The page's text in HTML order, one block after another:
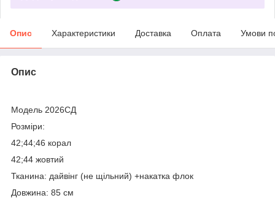
Опис Характеристики Доставка Оплата Умови
Опис
Модель 2026СД
Розміри:
42;44;46 корал
42;44 жовтий
Тканина: дайвінг (не щільний) +накатка флок
Довжина: 85 см